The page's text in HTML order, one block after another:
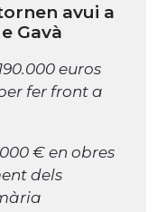
avui a
Gavà
euros
fer front a
€ en obres
dels